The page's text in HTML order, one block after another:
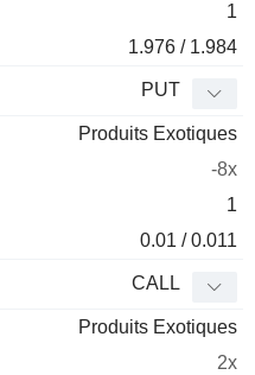
1
1.976 / 1.984
PUT
Produits Exotiques
-8x
1
0.01 / 0.011
CALL
Produits Exotiques
2x